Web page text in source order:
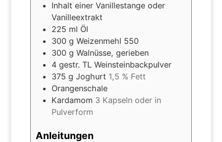
Inhalt einer Vanillestange oder
Vanilleextrakt
225 ml Öl
300 g Weizenmehl 550
300 g Walnüsse, gerieben
4 gestr. TL Weinsteinbackpulver
375 g Joghurt 1,5 % Fett
Orangenschale
Kardamom 3 Kapseln oder in
Pulverform
Anleitungen